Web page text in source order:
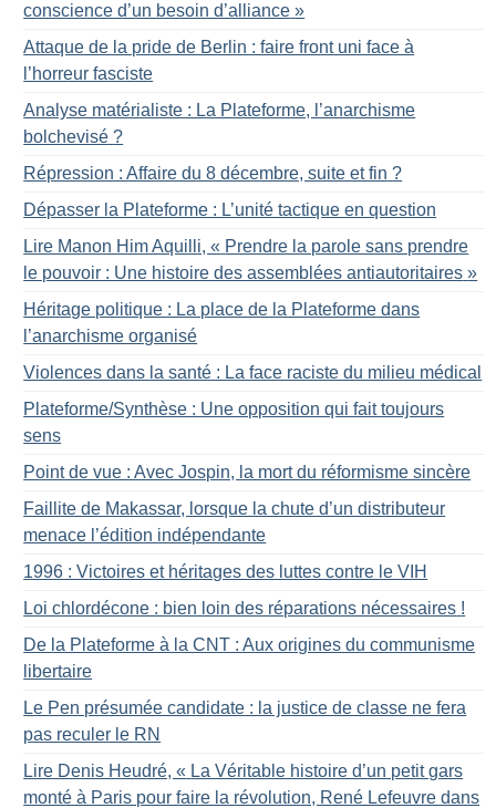
conscience d’un besoin d’alliance »
Attaque de la pride de Berlin : faire front uni face à
l’horreur fasciste
Analyse matérialiste : La Plateforme, l’anarchisme
bolchevisé ?
Répression : Affaire du 8 décembre, suite et fin ?
Dépasser la Plateforme : L’unité tactique en question
Lire Manon Him Aquilli, « Prendre la parole sans prendre
le pouvoir : Une histoire des assemblées antiautoritaires »
Héritage politique : La place de la Plateforme dans
l’anarchisme organisé
Violences dans la santé : La face raciste du milieu médical
Plateforme/Synthèse : Une opposition qui fait toujours
sens
Point de vue : Avec Jospin, la mort du réformisme sincère
Faillite de Makassar, lorsque la chute d’un distributeur
menace l’édition indépendante
1996 : Victoires et héritages des luttes contre le VIH
Loi chlordécone : bien loin des réparations nécessaires !
De la Plateforme à la CNT : Aux origines du communisme
libertaire
Le Pen présumée candidate : la justice de classe ne fera
pas reculer le RN
Lire Denis Heudré, « La Véritable histoire d’un petit gars
monté à Paris pour faire la révolution, René Lefeuvre dans